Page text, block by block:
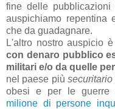
fine delle
auspichiamo repentina
che da guadagnare.
L'altro nostro auspicio
con denaro pubblico
militari e/o da quelle
nel paese più securitario
obesi e per le guerre
milione di persone